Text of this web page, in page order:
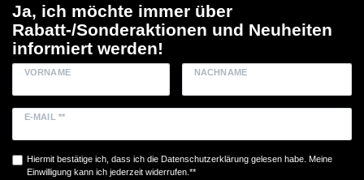
Ja, ich möchte immer über
Rabatt-/Sonderaktionen und Neuheiten
informiert werden!
VORNAME NACHNAME
E-MAIL **
Hiermit bestätige ich, dass ich die Daten­schutz­erklärunggelesen habe. Meine
Einwilligung kann ich jederzeit widerrufen.**